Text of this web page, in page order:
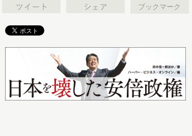
ブックマーク